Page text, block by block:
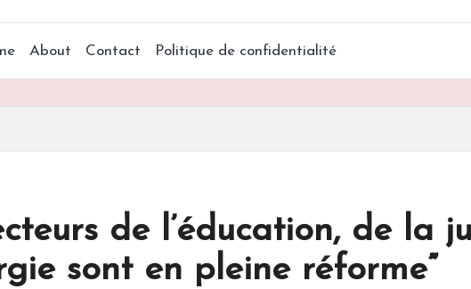
About Contact Politique de confidentialité
de l’éducation, de la
sont en pleine réforme”